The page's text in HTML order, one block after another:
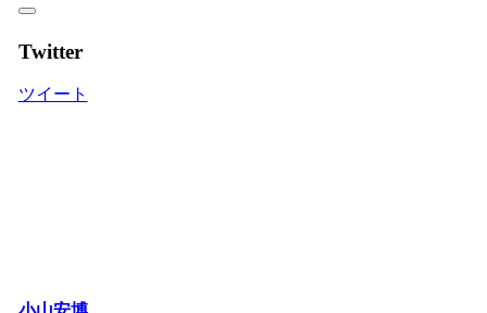
Twitter
ツイート